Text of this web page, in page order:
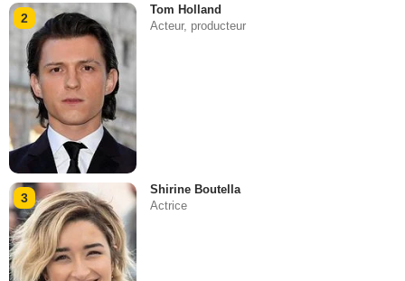
2
Tom Holland
Acteur, producteur
3
Shirine Boutella
Actrice